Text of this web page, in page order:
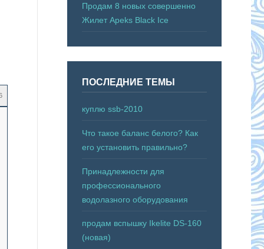
Продам 8 новых совершенно
Жилет Apeks Black Ice
ПОСЛЕДНИЕ ТЕМЫ
куплю ssb-2010
Что такое баланс белого? Как
его установить правильно?
Принадлежности для
профессионального
водолазного оборудования
продам вспышку Ikelite DS-160
(новая)